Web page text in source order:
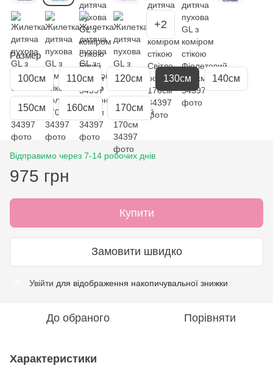
+2
Размер
100см 110см 120см 130см 140см
150см 160см 170см
Відправимо через 7-14 робочих днів
975 грн
Купити
Замовити швидко
Увійти для відображення накопичувальної знижки
До обраного Порівняти
Характеристики